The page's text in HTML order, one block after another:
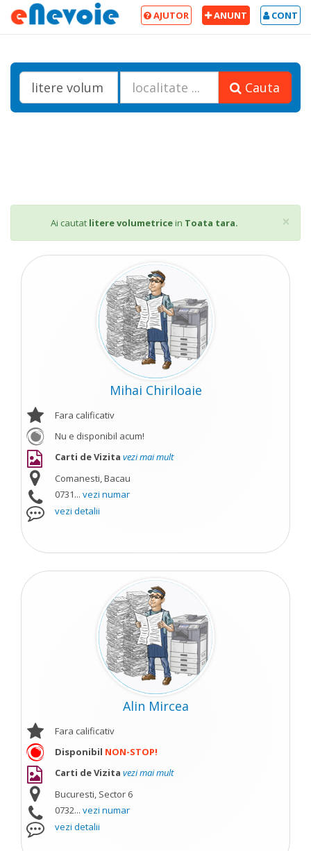
CONT
ANUNT
AJUTOR
Cauta
×
Ai cautat litere volumetricein Toata tara.
Mihai Chiriloaie
Fara calificativ
Nu e disponibil acum!
Carti de Vizita vezi mai mult
Comanesti, Bacau
0731... vezi numar
vezi detalii
Alin Mircea
Fara calificativ
Disponibil NON-STOP!
Carti de Vizita vezi mai mult
Bucuresti, Sector 6
0732... vezi numar
vezi detalii